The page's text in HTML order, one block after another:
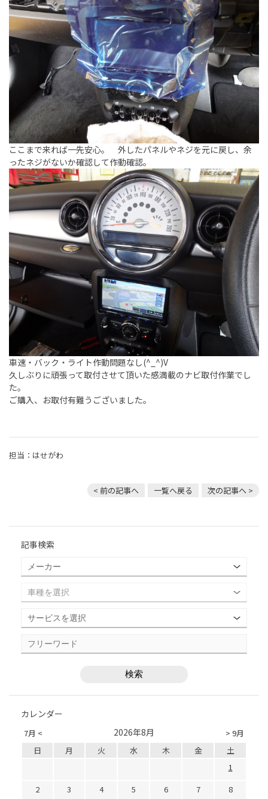
ここまで来れば一先安心。 外したパネルやネジを元に戻し、余
ったネジがないか確認して作動確認。
車速・バック・ライト作動問題なし(^_^)V
久しぶりに頑張って取付させて頂いた感満載のナビ取付作業でし
た。
ご購入、お取付有難うございました。
担当：はせがわ
< 前の記事へ 一覧へ戻る 次の記事へ >
記事検索
カレンダー
7月 < > 9月
2026年8月
日 月 火 水 木 金
土
1
2
3 4 5 6 7
8